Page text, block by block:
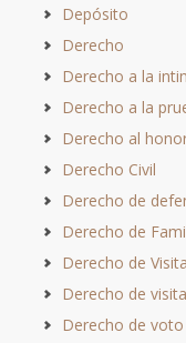
Depósito
Derecho
Derecho a la
Derecho a la
Derecho al
Derecho Civil
Derecho de
Derecho de
Derecho de Visita
Derecho de
Derecho de voto